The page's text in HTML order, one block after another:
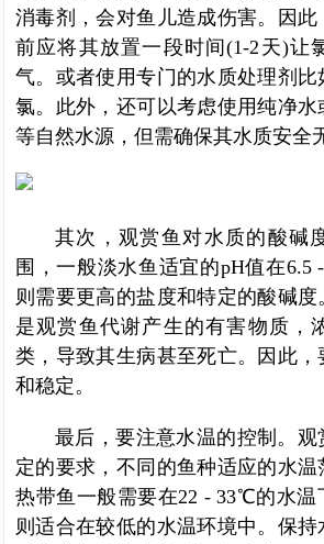
消毒剂，会对鱼儿造成伤害。因此
前应将其放置一段时间(1-2天)让
气。 或者使用专门的水质处理剂
氯。此外，还可以考虑使用纯净
等自然水源，但需确保其水质安全
其次，观赏鱼对水质的酸碱
围，一般淡水鱼适宜的pH值在6.5
则需要更高的盐度和特定的酸碱
是观赏鱼代谢产生的有害物质，
类，导致其生病甚至死亡。因此
和稳定。
最后，要注意水温的控制。
定的要求，不同的鱼种适应的水温
热带鱼一般需要在22 - 33℃的水温
则适合在较低的水温环境中。保